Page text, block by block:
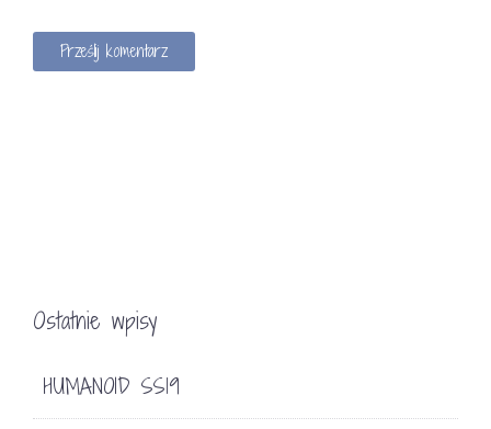
Ostatnie wpisy
HUMANOID SS19